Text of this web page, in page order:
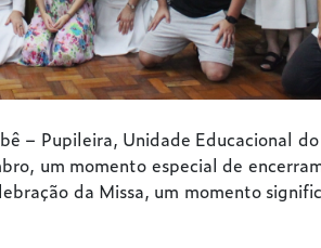
– Pupileira, Unidade Educacional
um momento especial de
da Missa, um momento